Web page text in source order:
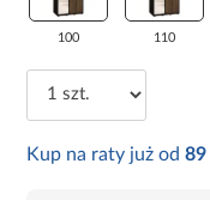
100 110
Kup na raty już od89